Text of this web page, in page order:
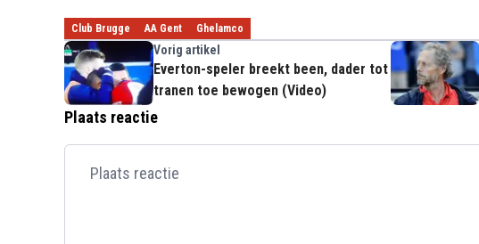
Club Brugge AA Gent Ghelamco
Vorig artikel
Everton-speler breekt been, dader tot
tranen toe bewogen (Video)
Plaats reactie